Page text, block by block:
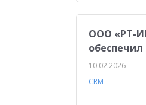
ООО «РТ-
10.02.2026
CRM